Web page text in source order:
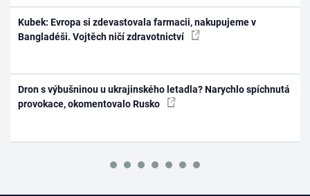
Kubek: Evropa si zdevastovala farmacii, nakupujeme v
Bangladéši. Vojtěch ničí zdravotnictví
Dron s výbušninou u ukrajinského letadla? Narychlo spíchnutá
provokace, okomentovalo Rusko